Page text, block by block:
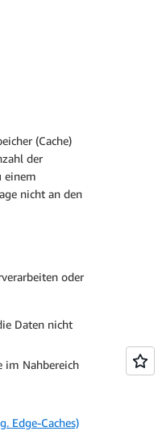
(Cache)
der
einem
nicht an den
oder
Daten nicht
im Nahbereich
Edge-Caches)